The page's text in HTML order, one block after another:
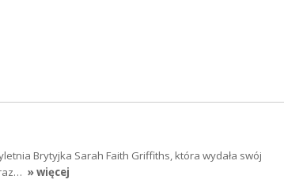
Brytyjka Sarah Faith Griffiths, która wydała swój
» więcej